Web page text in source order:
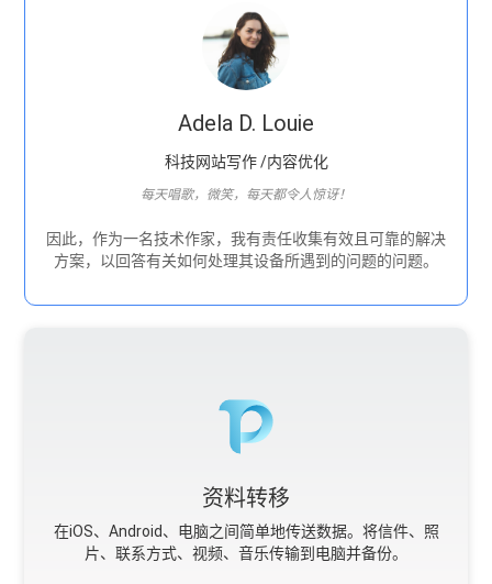
Adela D. Louie
科技网站写作 /内容优化
每天唱歌，微笑，每天都令人惊讶！
因此，作为一名技术作家，我有责任收集有效且可靠的解决
方案，以回答有关如何处理其设备所遇到的问题的问题。
资料转移
在iOS、Android、电脑之间简单地传送数据。将信件、照
片、联系方式、视频、音乐传输到电脑并备份。